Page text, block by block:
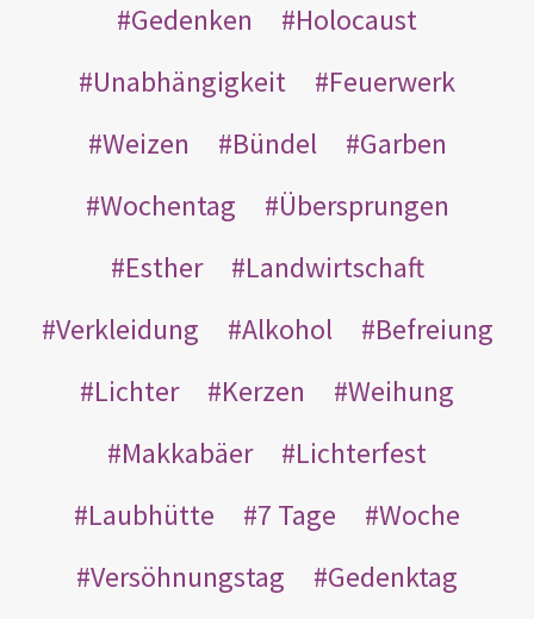
Gedenken
Holocaust
Unabhängigkeit
Feuerwerk
Weizen
Bündel
Garben
Wochentag
Übersprungen
Esther
Landwirtschaft
Verkleidung
Alkohol
Befreiung
Lichter
Kerzen
Weihung
Makkabäer
Lichterfest
Laubhütte
7 Tage
Woche
Versöhnungstag
Gedenktag